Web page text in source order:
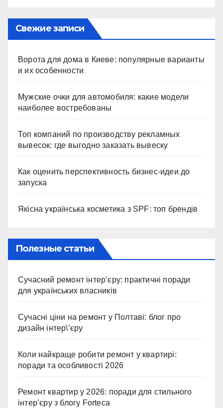
Свежие записи
Ворота для дома в Киеве: популярные варианты
и их особенности
Мужские очки для автомобиля: какие модели
наиболее востребованы
Топ компаний по производству рекламных
вывесок: где выгодно заказать вывеску
Как оценить перспективность бизнес-идеи до
запуска
Якісна українська косметика з SPF: топ брендів
Полезные статьи
Сучасний ремонт інтер’єру: практичні поради
для українських власників
Сучасні ціни на ремонт у Полтаві: блог про
дизайн інтер\’єру
Коли найкраще робити ремонт у квартирі:
поради та особливості 2026
Ремонт квартир у 2026: поради для стильного
інтер’єру з блогу Forteca